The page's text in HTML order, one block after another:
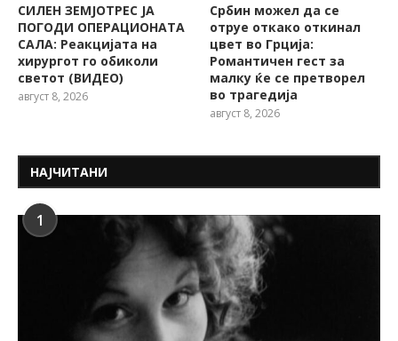
СИЛЕН ЗЕМЈОТРЕС ЈА
ПОГОДИ ОПЕРАЦИОНАТА
САЛА: Реакцијата на
хирургот го обиколи
светот (ВИДЕО)
август 8, 2026
Србин можел да се
отруе откако откинал
цвет во Грција:
Романтичен гест за
малку ќе се претворел
во трагедија
август 8, 2026
НАЈЧИТАНИ
1